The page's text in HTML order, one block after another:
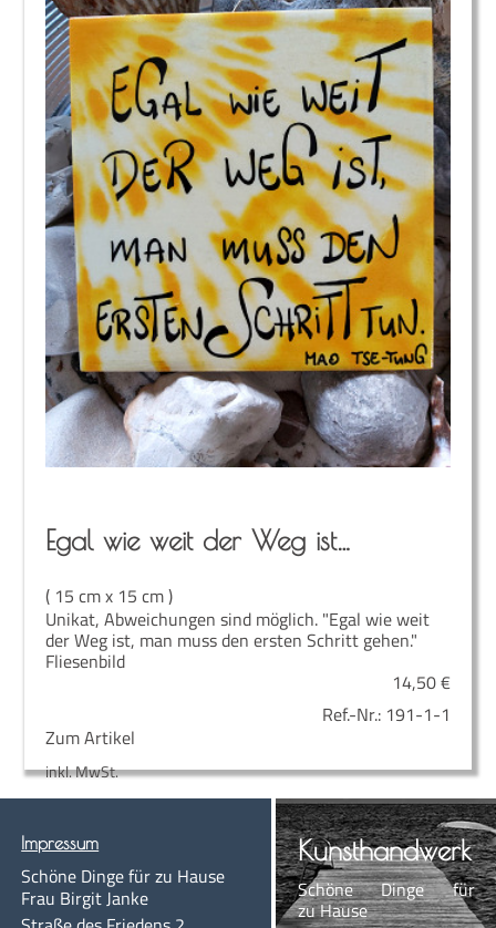
Egal wie weit der Weg ist…
( 15 cm x 15 cm )
Unikat, Abweichungen sind möglich. "Egal wie weit
der Weg ist, man muss den ersten Schritt gehen."
Fliesenbild
14,50€
Ref.-Nr.: 191-1-1
Zum Artikel
inkl. MwSt.
Impres­sum
Schö­ne Din­ge für zu Hause
Frau Bir­git Janke
Kunst­hand­werk
Schö­ne Din­ge für
zu Hause